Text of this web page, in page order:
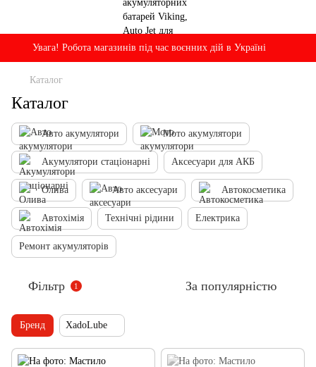
Увага! Робота магазинів під час воєнних дій в Україні
Каталог
Каталог
Авто акумулятори Мото акумулятори
Акумулятори стаціонарні Аксесуари для АКБ
Олива Авто аксесуари Автокосметика
Автохімія Технічні рідини Електрика
Ремонт акумуляторів
Фільтр 1 За популярністю
Бренд XadoLube